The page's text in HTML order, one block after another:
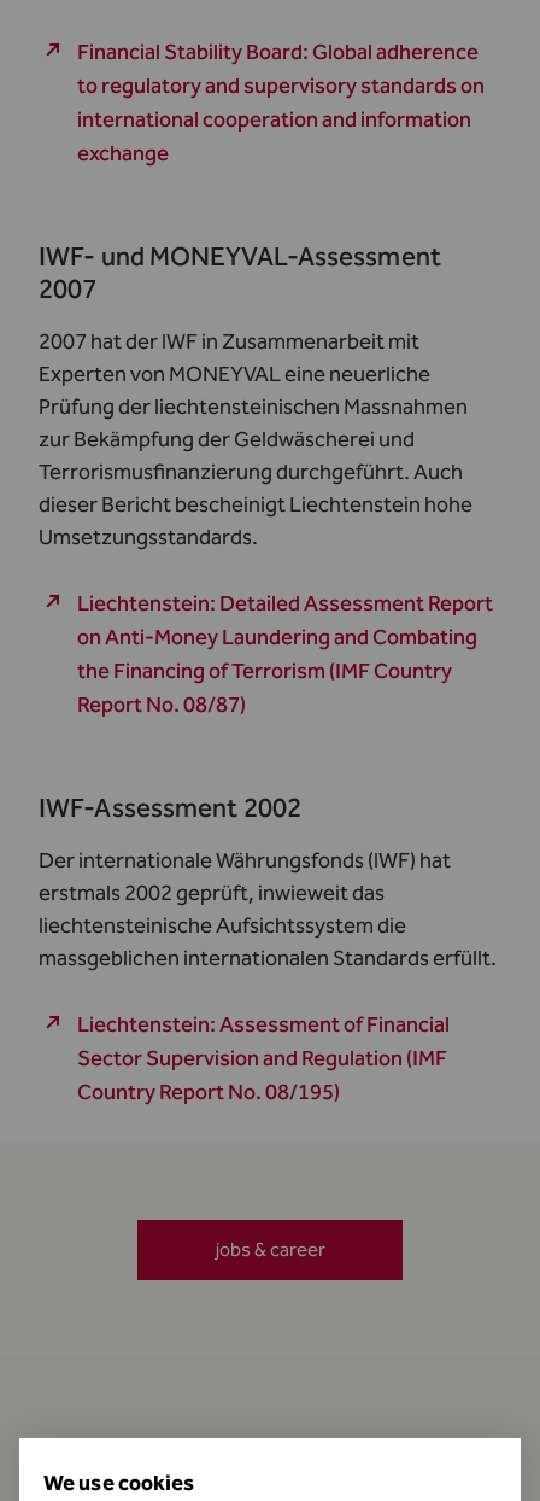
Financial Stability Board: Global adherence
to regulatory and supervisory standards on
international cooperation and information
exchange
IWF- und MONEYVAL-Assessment
2007
2007 hat der IWF in Zusammenarbeit mit
Experten von MONEYVAL eine neuerliche
Prüfung der liechtensteinischen Massnahmen
zur Bekämpfung der Geldwäscherei und
Terrorismusfinanzierung durchgeführt. Auch
dieser Bericht bescheinigt Liechtenstein hohe
Umsetzungsstandards.
Liechtenstein: Detailed Assessment Report
on Anti-Money Laundering and Combating
the Financing of Terrorism (IMF Country
Report No. 08/87)
IWF-Assessment 2002
Der internationale Währungsfonds (IWF) hat
erstmals 2002 geprüft, inwieweit das
liechtensteinische Aufsichtssystem die
massgeblichen internationalen Standards erfüllt.
Liechtenstein: Assessment of Financial
Sector Supervision and Regulation (IMF
Country Report No. 08/195)
jobs & career
We use cookies